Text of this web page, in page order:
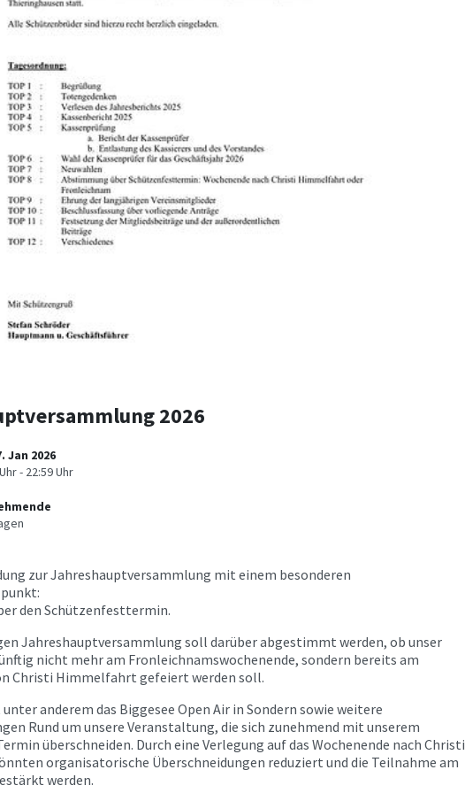
2026
zur Jahreshauptversammlung mit einem besonderen
den Schützenfesttermin.
Jahreshauptversammlung soll darüber abgestimmt werden, ob unser
nicht mehr am Fronleichnamswochenende, sondern bereits am
Christi Himmelfahrt gefeiert werden soll.
anderem das Biggesee Open Air in Sondern sowie weitere
Rund um unsere Veranstaltung, die sich zunehmend mit unserem
überschneiden. Durch eine Verlegung auf das Wochenende nach Christi
organisatorische Überschneidungen reduziert und die Teilnahme am
werden.